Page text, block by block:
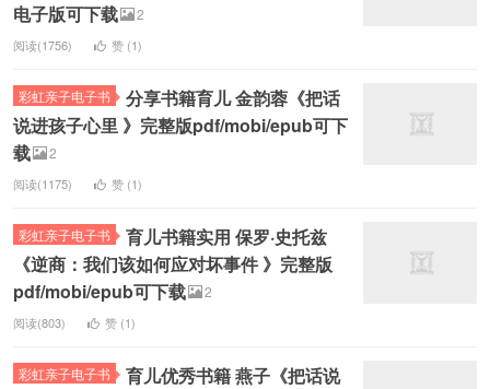
电子版可下载
2
阅读(1756) 赞 (1)
彩虹亲子电子书
分享书籍育儿 金韵蓉《把话
说进孩子心里 》完整版pdf/mobi/epub可下
载
2
阅读(1175) 赞 (1)
彩虹亲子电子书
育儿书籍实用 保罗·史托兹
《逆商：我们该如何应对坏事件 》完整版
pdf/mobi/epub可下载
2
阅读(803) 赞 (1)
彩虹亲子电子书
育儿优秀书籍 燕子《把话说